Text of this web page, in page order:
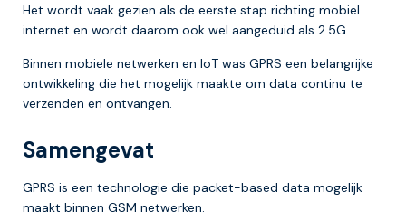
Het wordt vaak gezien als de eerste stap richting mobiel
internet en wordt daarom ook wel aangeduid als 2.5G.
Binnen mobiele netwerken en IoT was GPRS een belangrijke
ontwikkeling die het mogelijk maakte om data continu te
verzenden en ontvangen.
Samengevat
GPRS is een technologie die packet-based data mogelijk
maakt binnen GSM netwerken.